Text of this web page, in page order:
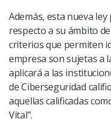
Además, esta nueva
respecto a su ámbito
criterios que permiten
empresa son sujetas a
aplicará a las
de Ciberseguridad
aquellas calificadas
Vital”.